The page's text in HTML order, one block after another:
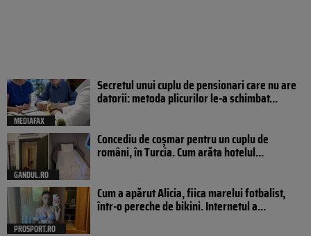
MEDIAFAX
Secretul unui cuplu de pensionari care nu are
datorii: metoda plicurilor le-a schimbat...
GANDUL.RO
Concediu de coșmar pentru un cuplu de
români, în Turcia. Cum arăta hotelul...
PROSPORT.RO
Cum a apărut Alicia, fiica marelui fotbalist,
într-o pereche de bikini. Internetul a...